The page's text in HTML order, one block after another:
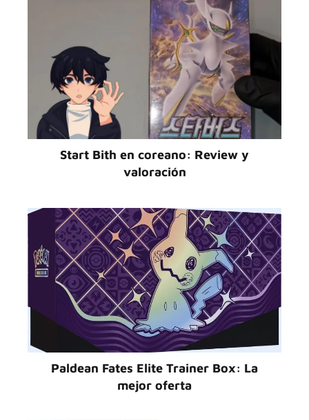
Start Bith en coreano: Review y
valoración
Paldean Fates Elite Trainer Box: La
mejor oferta